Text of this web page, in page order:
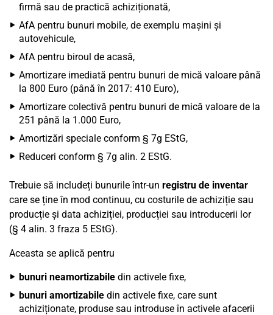
firmă sau de practică achiziționată,
AfA pentru bunuri mobile, de exemplu mașini și
autovehicule,
AfA pentru biroul de acasă,
Amortizare imediată pentru bunuri de mică valoare până
la 800 Euro (până în 2017: 410 Euro),
Amortizare colectivă pentru bunuri de mică valoare de la
251 până la 1.000 Euro,
Amortizări speciale conform § 7g EStG,
Reduceri conform § 7g alin. 2 EStG.
Trebuie să includeți bunurile într-un registru de inventar
care se ține în mod continuu, cu costurile de achiziție sau
producție și data achiziției, producției sau introducerii lor
(§ 4 alin. 3 fraza 5 EStG).
Aceasta se aplică pentru
bunuri neamortizabile din activele fixe,
bunuri amortizabile din activele fixe, care sunt
achiziționate, produse sau introduse în activele afacerii